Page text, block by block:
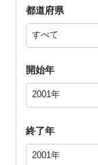
都道府県
開始年
終了年